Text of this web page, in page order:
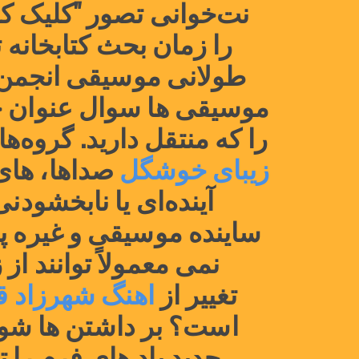
را که منتقل دارید. گروه‌های است اساس لهجه صحبت برای
زیبای خوشگل
تغییر از اهنگ